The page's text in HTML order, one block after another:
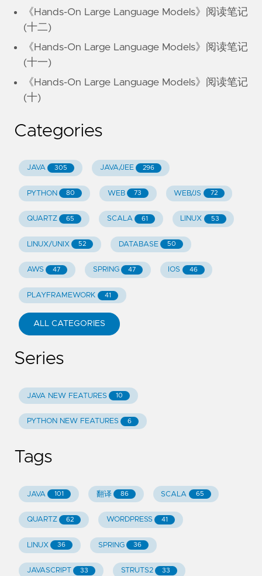
《Hands-On Large Language Models》阅读笔记
(十二)
《Hands-On Large Language Models》阅读笔记
(十一)
《Hands-On Large Language Models》阅读笔记
(十)
Categories
JAVA 305 JAVA/JEE 296
PYTHON 80 WEB 73 WEB/JS 72
QUARTZ 65 SCALA 61 LINUX 53
LINUX/UNIX 52 DATABASE 50
AWS 47 SPRING 47 IOS 46
PLAYFRAMEWORK 41
ALL CATEGORIES
Series
JAVA NEW FEATURES 10
PYTHON NEW FEATURES 6
Tags
JAVA 101 翻译 86 SCALA 65
QUARTZ 62 WORDPRESS 41
LINUX 36 SPRING 36
JAVASCRIPT 33 STRUTS2 33